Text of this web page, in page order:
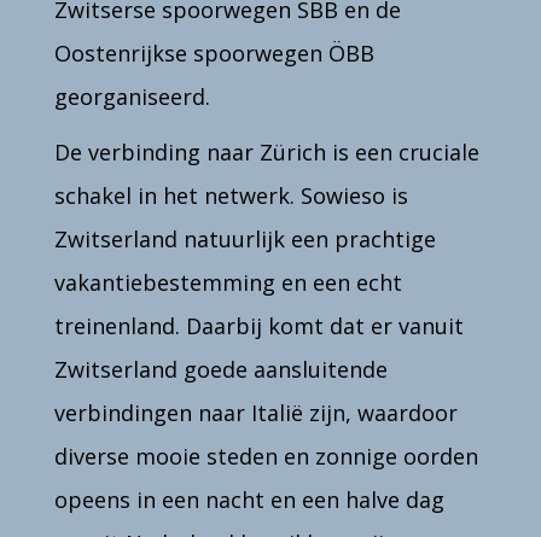
Zwitserse spoorwegen SBB en de
Oostenrijkse spoorwegen ÖBB
georganiseerd.
De verbinding naar Zürich is een cruciale
schakel in het netwerk. Sowieso is
Zwitserland natuurlijk een prachtige
vakantiebestemming en een echt
treinenland. Daarbij komt dat er vanuit
Zwitserland goede aansluitende
verbindingen naar Italië zijn, waardoor
diverse mooie steden en zonnige oorden
opeens in een nacht en een halve dag